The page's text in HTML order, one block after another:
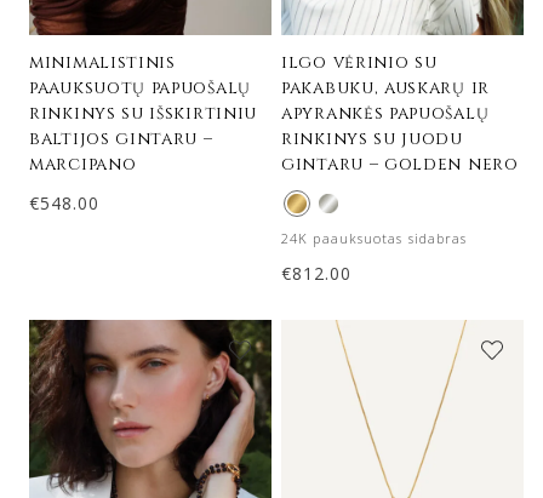
minimalistinis
paauksuotų papuošalų
rinkinys su išskirtiniu
baltijos gintaru –
marcipano
€548.00
ilgo vėrinio su
pakabuku, auskarų ir
apyrankės papuošalų
rinkinys su juodu
gintaru – golden nero
24K paauksuotas sidabras
€812.00